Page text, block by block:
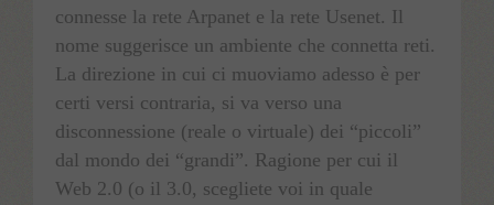
connesse la rete Arpanet e la rete Usenet. Il
nome suggerisce un ambiente che connetta reti.
La direzione in cui ci muoviamo adesso è per
certi versi contraria, si va verso una
disconnessione (reale o virtuale) dei “piccoli”
dal mondo dei “grandi”. Ragione per cui il
Web 2.0 (o il 3.0, scegliete voi in quale